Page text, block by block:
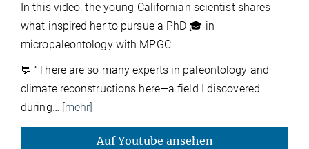
In this video, the young Californian scientist shares
what inspired her to pursue a PhD 🎓 in
micropaleontology with MPGC:
💬 “There are so many experts in paleontology and
climate reconstructions here—a field I discovered
during… [mehr]
Auf Youtube ansehen